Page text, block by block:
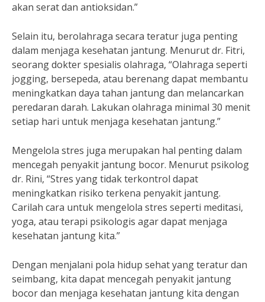
akan serat dan antioksidan.”
Selain itu, berolahraga secara teratur juga penting
dalam menjaga kesehatan jantung. Menurut dr. Fitri,
seorang dokter spesialis olahraga, “Olahraga seperti
jogging, bersepeda, atau berenang dapat membantu
meningkatkan daya tahan jantung dan melancarkan
peredaran darah. Lakukan olahraga minimal 30 menit
setiap hari untuk menjaga kesehatan jantung.”
Mengelola stres juga merupakan hal penting dalam
mencegah penyakit jantung bocor. Menurut psikolog
dr. Rini, “Stres yang tidak terkontrol dapat
meningkatkan risiko terkena penyakit jantung.
Carilah cara untuk mengelola stres seperti meditasi,
yoga, atau terapi psikologis agar dapat menjaga
kesehatan jantung kita.”
Dengan menjalani pola hidup sehat yang teratur dan
seimbang, kita dapat mencegah penyakit jantung
bocor dan menjaga kesehatan jantung kita dengan